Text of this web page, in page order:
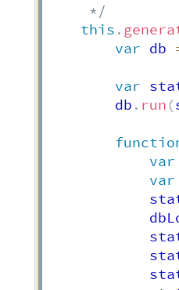
     */
this .
var db
var
        db
. run (
var
var